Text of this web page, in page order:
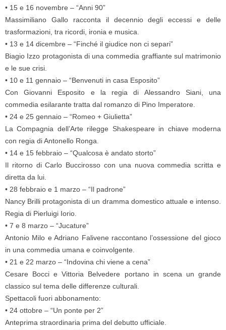
• 15 e 16 novembre – “Anni 90”
Massimiliano Gallo racconta il decennio degli eccessi e delle
trasformazioni, tra ricordi, ironia e musica.
• 13 e 14 dicembre – “Finché il giudice non ci separi”
Biagio Izzo protagonista di una commedia graffiante sul matrimonio
e le sue crisi.
• 10 e 11 gennaio – “Benvenuti in casa Esposito”
Con Giovanni Esposito e la regia di Alessandro Siani, una
commedia esilarante tratta dal romanzo di Pino Imperatore.
• 24 e 25 gennaio – “Romeo + Giulietta”
La Compagnia dell’Arte rilegge Shakespeare in chiave moderna
con regia di Antonello Ronga.
• 14 e 15 febbraio – “Qualcosa è andato storto”
Il ritorno di Carlo Buccirosso con una nuova commedia scritta e
diretta da lui.
• 28 febbraio e 1 marzo – “Il padrone”
Nancy Brilli protagonista di un dramma domestico attuale e intenso.
Regia di Pierluigi Iorio.
• 7 e 8 marzo – “Jucature”
Antonio Milo e Adriano Falivene raccontano l’ossessione del gioco
in una commedia umana e coinvolgente.
• 21 e 22 marzo – “Indovina chi viene a cena”
Cesare Bocci e Vittoria Belvedere portano in scena un grande
classico sul tema delle differenze culturali.
Spettacoli fuori abbonamento:
• 24 ottobre – “Un ponte per 2”
Anteprima straordinaria prima del debutto ufficiale.